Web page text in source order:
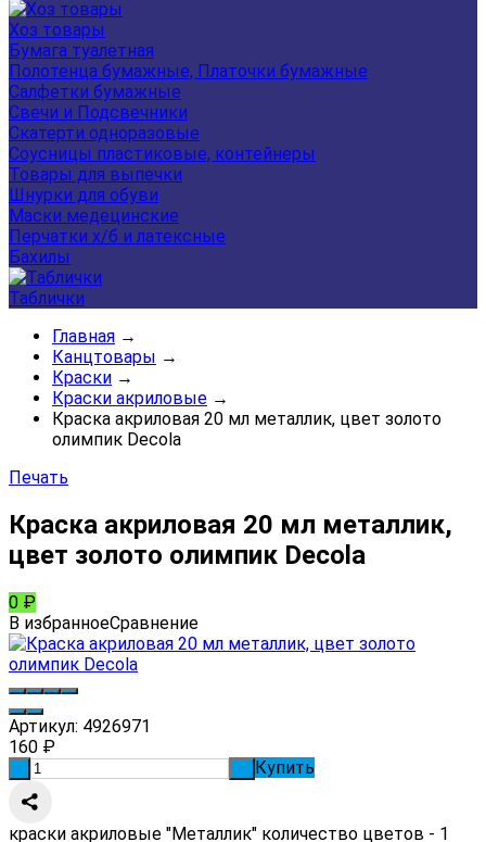
Хоз товары
Бумага туалетная
Полотенца бумажные, Платочки бумажные
Салфетки бумажные
Свечи и Подсвечники
Скатерти одноразовые
Соусницы пластиковые, контейнеры
Товары для выпечки
Шнурки для обуви
Маски медецинские
Перчатки х/б и латексные
Бахилы
Таблички
Главная →
Канцтовары →
Краски →
Краски акриловые →
Краска акриловая 20 мл металлик, цвет золото
олимпик Decola
Печать
Краска акриловая 20 мл металлик,
цвет золото олимпик Decola
0 ₽
В избранноеСравнение
Артикул: 4926971
160 ₽
Купить
краски акриловые "Металлик" количество цветов - 1